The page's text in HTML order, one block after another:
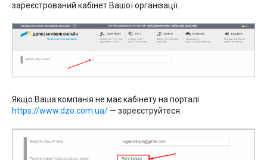
зареєстрований кабінет Вашої організації.
Якщо Ваша компанія не має кабінету на порталі
https://www.dzo.com.ua/ — зареєструйтеся.